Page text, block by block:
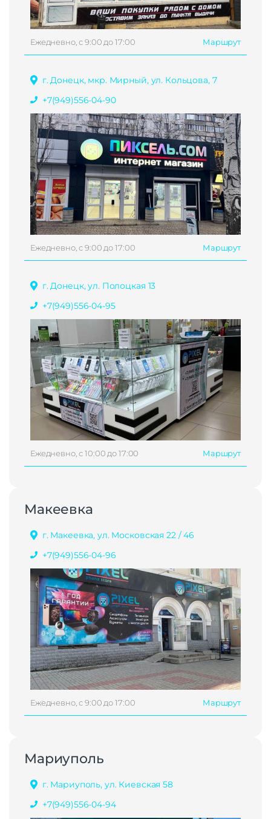
Ежедневно, с 9:00 до 17:00 Маршрут
г. Донецк, мкр. Мирный, ул. Кольцова, 7
+7(949)556-04-90
Ежедневно, с 9:00 до 17:00 Маршрут
г. Донецк, ул. Полоцкая 13
+7(949)556-04-95
Ежедневно, с 10:00 до 17:00 Маршрут
Макеевка
г. Макеевка, ул. Московская 22 / 46
+7(949)556-04-96
Ежедневно, с 9:00 до 17:00 Маршрут
Мариуполь
г. Мариуполь, ул. Киевская 58
+7(949)556-04-94